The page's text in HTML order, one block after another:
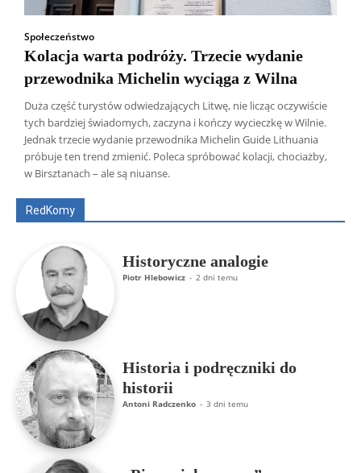
Społeczeństwo
Kolacja warta podróży. Trzecie wydanie
przewodnika Michelin wyciąga z Wilna
Duża część turystów odwiedzających Litwę, nie licząc oczywiście
tych bardziej świadomych, zaczyna i kończy wycieczkę w Wilnie.
Jednak trzecie wydanie przewodnika Michelin Guide Lithuania
próbuje ten trend zmienić. Poleca spróbować kolacji, chociażby,
w Birsztanach – ale są niuanse.
RedKomy
Wszyscy Aleksander Borowik
Antoni Radczenko
Artur Płokszto
Grzegorz Górny
ks. Jarosław Wąsowicz SDB
Historyczne analogie
Piotr Hlebowicz - 2 dni temu
Historia i podręczniki do
historii
Antoni Radczenko - 3 dni temu